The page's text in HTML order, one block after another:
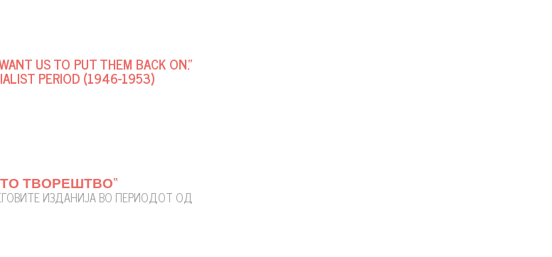
US TO PUT THEM BACK ON.”
PERIOD (1946-1953)
ТВОРЕШТВО“
ИЗДАНИЈА ВО ПЕРИОДОТ ОД